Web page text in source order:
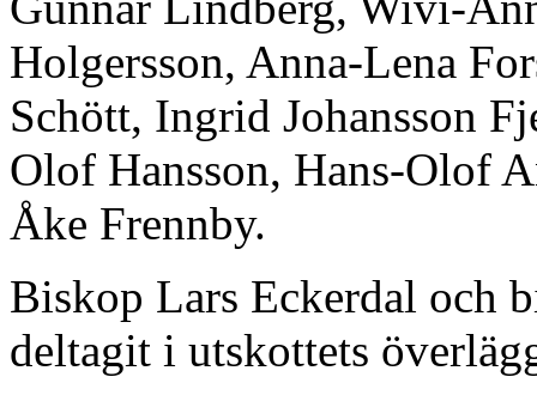
Holgersson, Anna-Lena
Schött, Ingrid Johansson
Olof Hansson, Hans-Olof
Åke Frennby.
Biskop Lars Eckerdal och
deltagit i utskottets